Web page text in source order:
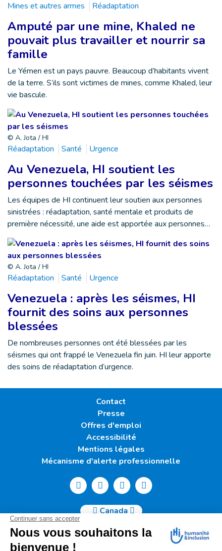
Mines et autres armes Réadaptation
Amputé par une mine, Khaled ne
pouvait plus travailler et nourrir sa
famille
Le Yémen est un pays pauvre. Beaucoup d’habitants vivent
de la terre. S’ils sont victimes de mines, comme Khaled, leur
vie bascule.
© A. Jota / HI
Réadaptation Santé Urgence
Au Venezuela, HI soutient les
personnes touchées par les séismes
Les équipes de HI continuent leur soutien aux personnes
sinistrées : réadaptation, santé mentale et produits de
première nécessité, une aide est apportée aux personnes…
© A. Jota / HI
Réadaptation Santé Urgence
Venezuela : après les séismes, HI
fournit des soins aux personnes
blessées
De nombreuses personnes ont été blessées par les
séismes qui ont frappé le Venezuela fin juin. HI leur apporte
des soins de réadaptation d’urgence.
Contact
Presse
Offres d'emploi
Accessibilité
Mentions légales
Mécanisme d'alerte professionnelle
Canada